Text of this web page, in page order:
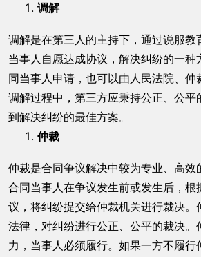
调解
调解是在第三人的主持下，通过说服教
当事人自愿达成协议，解决纠纷的一种
同当事人申请，也可以由人民法院、仲
调解过程中，第三方应秉持公正、公平
到解决纠纷的最佳方案。
仲裁
仲裁是合同争议解决中较为专业、高效
合同当事人在争议发生前或发生后，根
议，将纠纷提交给仲裁机关进行裁决。
法律，对纠纷进行公正、公平的裁决。
力，当事人必须履行。如果一方不履行